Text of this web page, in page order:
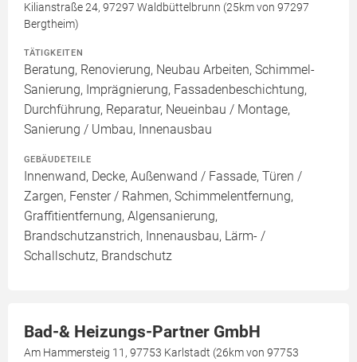
Kilianstraße 24, 97297 Waldbüttelbrunn (25km von 97297
Bergtheim)
TÄTIGKEITEN
Beratung, Renovierung, Neubau Arbeiten, Schimmel-
Sanierung, Imprägnierung, Fassadenbeschichtung,
Durchführung, Reparatur, Neueinbau / Montage,
Sanierung / Umbau, Innenausbau
GEBÄUDETEILE
Innenwand, Decke, Außenwand / Fassade, Türen /
Zargen, Fenster / Rahmen, Schimmelentfernung,
Graffitientfernung, Algensanierung,
Brandschutzanstrich, Innenausbau, Lärm- /
Schallschutz, Brandschutz
Bad-& Heizungs-Partner GmbH
Am Hammersteig 11, 97753 Karlstadt (26km von 97753